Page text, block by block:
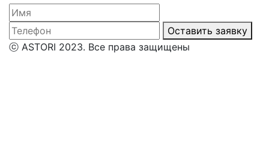
Оставить заявку
ⓒ ASTORI 2023. Все права защищены